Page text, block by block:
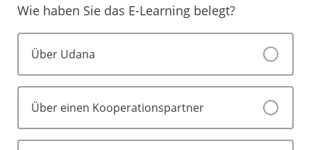
Wie haben Sie das E-Learning belegt?
Über Udana
Über einen Kooperationspartner